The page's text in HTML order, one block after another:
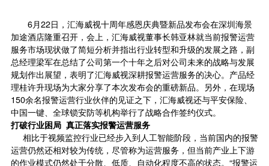
6月22日，汇海威视十周年感恩庆典暨新品发布会在深圳海景
加途酒店隆重召开，会上，汇海威视董事长韩亚林就当前报警运营
服务市场现状做了简短分析并指出行业转型和升级的发展之路，副
总经理梁军在总结了公司第一个十年之后对公司未来的战略与发展
规划作出展望，表明了汇海威视深耕报警运营服务的决心。产品经
理桂许升现场为大家分享了本次发布会的重磅新品。另外，在现场
150余名报警运营行业伙伴的见证之下，汇海威视还与平安保险、
中国一键、全球锁安防等机构举行了战略合作签约仪式。
打破行业困局 真正落实报警运营服务
相比于视频监控行业已经步入到 人工智能阶段，当前国内的报警
运营仍然还相对较为传统，尽管称为运营服务，但当前产业上下游
的作业模式仍然处于分散、低质、自动化程度不高的状态。“报警运